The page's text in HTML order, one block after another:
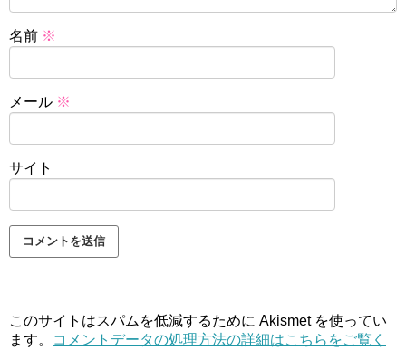
名前 ※
メール ※
サイト
このサイトはスパムを低減するために Akismet を使ってい
ます。
コメントデータの処理方法の詳細はこちらをご覧く